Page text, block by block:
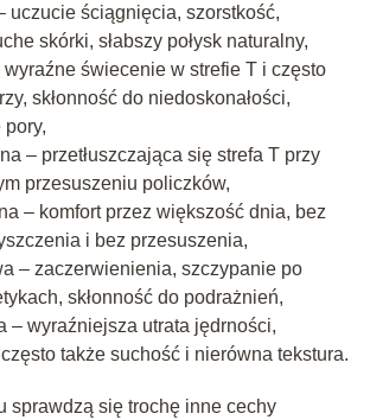
uczucie ściągnięcia, szorstkość,
skórki, słabszy połysk naturalny,
wyraźne świecenie w strefie T i często
skłonność do niedoskonałości,
pory,
– przetłuszczająca się strefa T przy
przesuszeniu policzków,
– komfort przez większość dnia, bez
i bez przesuszenia,
– zaczerwienienia, szczypanie po
skłonność do podrażnień,
– wyraźniejsza utrata jędrności,
także suchość i nierówna tekstura.
sprawdzą się trochę inne cechy